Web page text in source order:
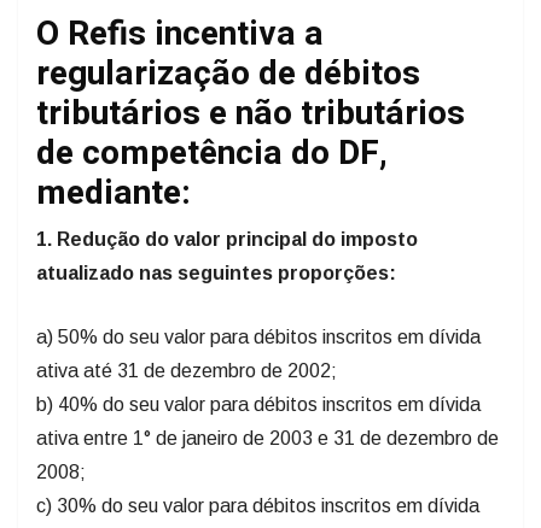
O Refis incentiva a
regularização de débitos
tributários e não tributários
de competência do DF,
mediante:
1. Redução do valor principal do imposto
atualizado nas seguintes proporções:
a) 50% do seu valor para débitos inscritos em dívida
ativa até 31 de dezembro de 2002;
b) 40% do seu valor para débitos inscritos em dívida
ativa entre 1° de janeiro de 2003 e 31 de dezembro de
2008;
c) 30% do seu valor para débitos inscritos em dívida